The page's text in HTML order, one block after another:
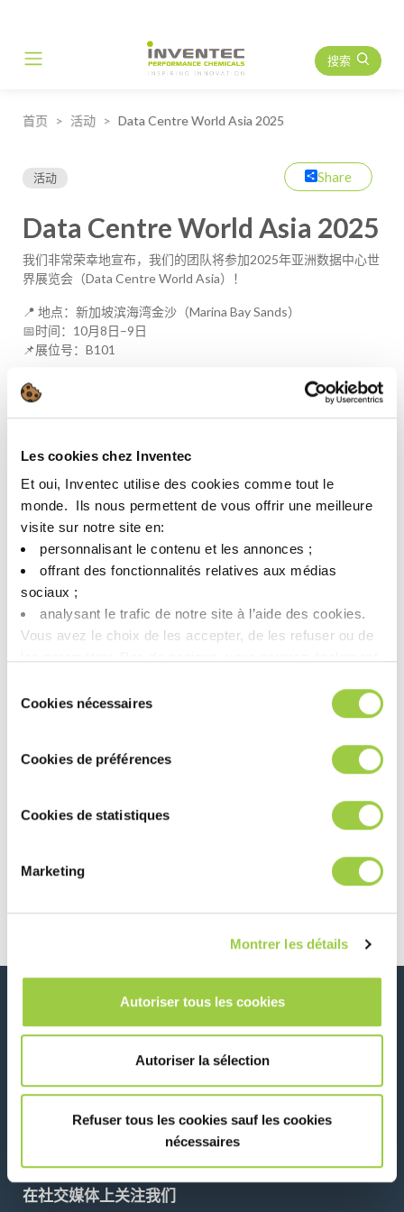
Les cookies chez Inventec
Et oui, Inventec utilise des cookies comme tout le
monde. ​ Ils nous permettent de vous offrir une meilleure
visite sur notre site en:​
personnalisant le contenu et les annonces ;​
offrant des fonctionnalités relatives aux médias
sociaux ; ​
analysant le trafic de notre site à l’aide des cookies.​
Vous avez le choix de les accepter, de les refuser ou de
cookies.​ ​ ​
duCookies nécessaires
Cookies de préférences
Cookies de statistiques
Marketing
Montrer les détails
Autoriser tous les cookies
Autoriser la sélection
Refuser tous les cookies sauf les cookies
nécessaires
Main Navigation 搜索
首页 活动 Data Centre World Asia 2025
活动 Share
Data Centre World Asia 2025
我们非常荣幸地宣布，我们的团队将参加2025年亚洲数据中心世
界展览会（Data Centre World Asia）！
📍 地点：新加坡滨海湾金沙（Marina Bay Sands）
📅时间：10月8日–9日
📌展位号：B101
亚洲数据中心世界展览会是汇聚當前冷却技术与数据中心需求的
重要平台。随着数据中心为应对人工智能、边缘计算及可持续发
展的挑战而不断演进，热管理之重要性愈发關鍵。
ThermaSolv™ 冷却解决方案——融合卓越效率、可靠运行与环保
合规于一体。
能耗，并在高複雜环境中有效延长设备寿命。
實行可持续发展：我们的解决方案契合绿色数据中心倡议，助
力运营商在保障性能的同时满足监管要求。
定制化专业支持：与我们的专家团队面对面交流，探索
ThermaSolv™ 如何无缝整合进您的DCIM与运营效率战略。
的化学技术，在性能、成本与可持续性之间实现理想平衡，为您
的冷却基础设施注入全新动能。
Post navigation
新闻、服务、产品、..
与我们的时事通讯保持联系！
Please
在社交媒体上关注我们